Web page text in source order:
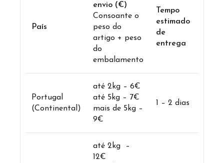
País
envio (€)
Consoante o
peso do
artigo + peso
do
embalamento
Tempo
estimado
de
entrega
Portugal
(Continental)
até 2kg – 6€
até 5kg – 7€
mais de 5kg –
9€
1 – 2 dias
até 2kg –
12€